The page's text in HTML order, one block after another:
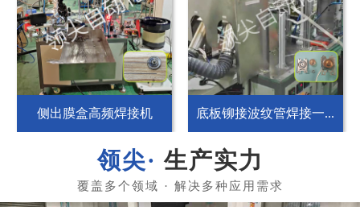
侧出膜盒高频焊接机 底板铆接波纹管焊接一...
生产实力